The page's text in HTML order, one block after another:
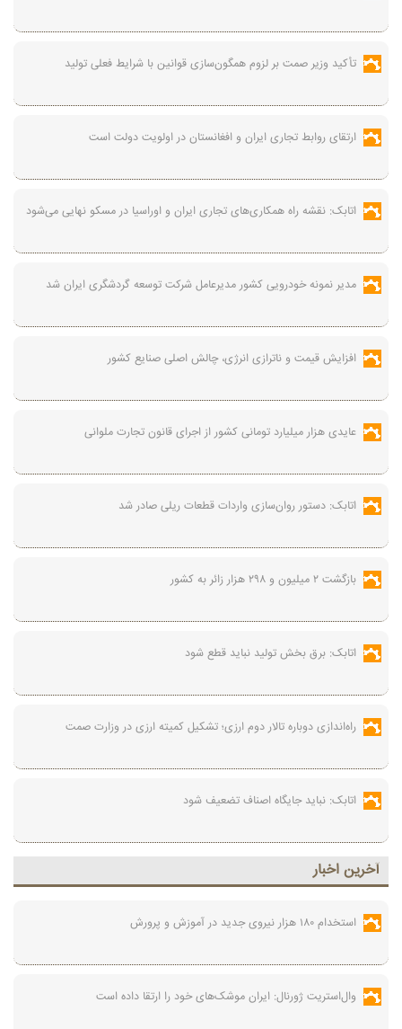
تأکید وزیر صمت بر لزوم همگون‌سازی قوانین با شرایط فعلی تولید
ارتقای روابط تجاری ایران و افغانستان در اولویت دولت است
اتابک: نقشه راه همکاری‌های تجاری ایران و اوراسیا در مسکو نهایی می‌شود
مدیر نمونه خودرویی کشور مدیرعامل شرکت توسعه گردشگری ایران شد
افزایش قیمت و ناترازی انرژی، چالش اصلی صنایع کشور
عایدی هزار میلیارد تومانی کشور از اجرای قانون تجارت ملوانی
اتابک: دستور روان‌سازی واردات قطعات ریلی صادر شد
بازگشت ۲ میلیون و ۲۹۸ هزار زائر به کشور
اتابک: برق بخش تولید نباید قطع شود
راه‌اندازی دوباره تالار دوم ارزی؛ تشکیل کمیته ارزی در وزارت صمت
اتابک: نباید جایگاه اصناف تضعیف شود
آخرين اخبار
استخدام ۱۸۰ هزار نیروی جدید در آموزش‌ و پرورش
وال‌استریت ژورنال: ایران موشک‌های خود را ارتقا داده است